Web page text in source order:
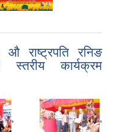
राष्ट्रपति रनिङ
स्तरीय कार्यक्रम
, ,